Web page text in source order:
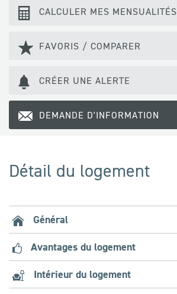
CALCULER MES MENSUALITÉS
FAVORIS / COMPARER
CRÉER UNE ALERTE
DEMANDE D'INFORMATION
Détail du logement
Général
Avantages du logement
Intérieur du logement